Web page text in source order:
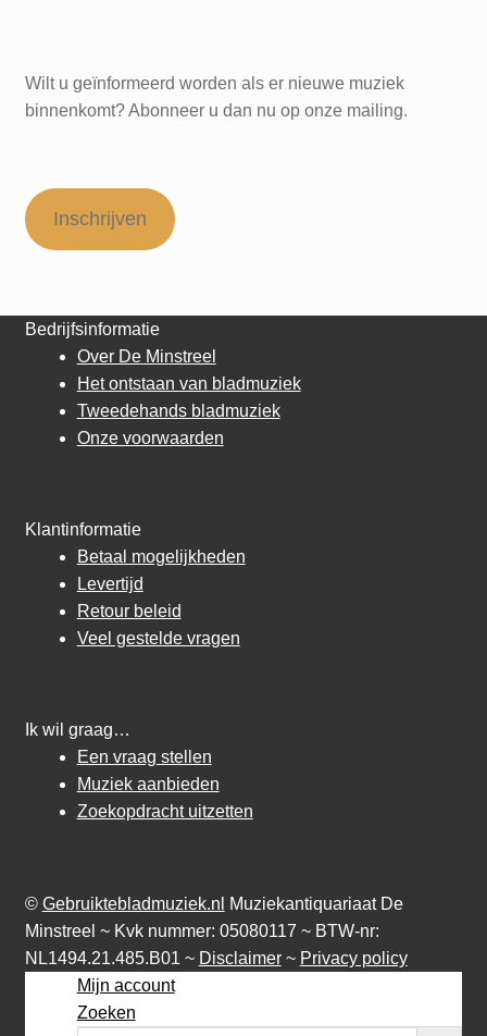
Wilt u geïnformeerd worden als er nieuwe muziek
binnenkomt? Abonneer u dan nu op onze mailing.
Inschrijven
Bedrijfsinformatie
Over De Minstreel
Het ontstaan van bladmuziek
Tweedehands bladmuziek
Onze voorwaarden
Klantinformatie
Betaal mogelijkheden
Levertijd
Retour beleid
Veel gestelde vragen
Ik wil graag…
Een vraag stellen
Muziek aanbieden
Zoekopdracht uitzetten
© Gebruiktebladmuziek.nl
Muziekantiquariaat De
Minstreel ~ Kvk nummer: 05080117 ~ BTW-nr:
NL1494.21.485.B01 ~ Disclaimer~ Privacy policy
Mijn account
Zoeken